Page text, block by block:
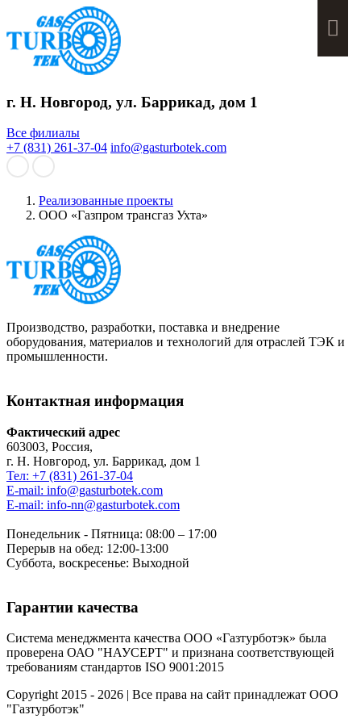
г. Н. Новгород, ул. Баррикад, дом 1
Все филиалы
+7 (831) 261-37-04 info@gasturbotek.com
Реализованные проекты
ООО «Газпром трансгаз Ухта»
Производство, разработки, поставка и внедрение
оборудования, материалов и технологий для отраслей ТЭК и
промышленности.
Контактная информация
Фактический адрес
603003, Россия,
г. Н. Новгород, ул. Баррикад, дом 1
Тел: +7 (831) 261-37-04
E-mail: info@gasturbotek.com
E-mail: info-nn@gasturbotek.com
Понедельник - Пятница: 08:00 – 17:00
Перерыв на обед: 12:00-13:00
Суббота, воскресенье: Выходной
Гарантии качества
Система менеджмента качества ООО «Газтурботэк» была
проверена ОАО "НАУСЕРТ" и признана соответствующей
требованиям стандартов ISO 9001:2015
Copyright 2015 - 2026 | Все права на сайт принадлежат ООО
"Газтурботэк"